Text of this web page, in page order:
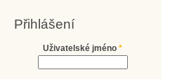
Přihlášení
Uživatelské jméno *